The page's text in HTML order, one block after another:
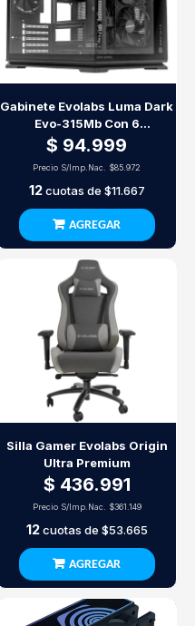
Gabinete Evolabs Luma Dark
Evo-315Mb Con 6
Ventiladores
$ 94.999
Precio S/Imp.Nac. $85.972
12cuotas de $11.667
AGREGAR
Silla Gamer Evolabs Origin
Ultra Premium
$ 436.991
Precio S/Imp.Nac. $361.149
12cuotas de $53.665
AGREGAR